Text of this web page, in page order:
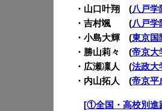
・山口叶翔 (八戸学
・吉村颯 (八戸学
・小島大輝 (東京国
・勝山莉々 (帝京大
・広瀬凜人 (法政大
・内山拓人 (帝京平
[①全国・高校別進